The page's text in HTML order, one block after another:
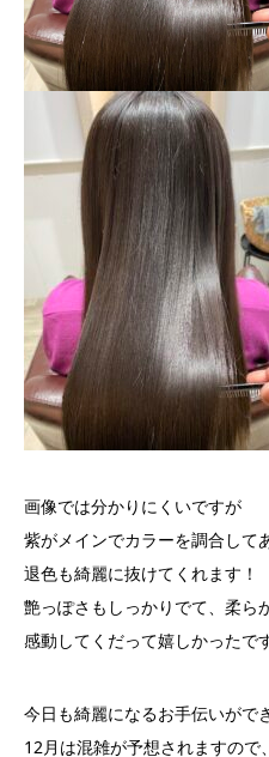
画像では分かりにくいですが
紫がメインでカラーを調合して
退色も綺麗に抜けてくれます！
艶っぽさもしっかりでて、柔ら
感動してくだって嬉しかったで
今日も綺麗になるお手伝いがで
12月は混雑が予想されますので